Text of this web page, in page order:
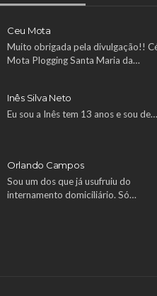
Ceu Mota
Muito obrigada pela divulgação!!
Mota Plogging Santa Maria da…
Inês Silva Neto
Eu sou a Inês tem 13 anos e sou de…
Orlando Campos
Sou um dos que já usufruiu do
internamento domiciliário. Só…